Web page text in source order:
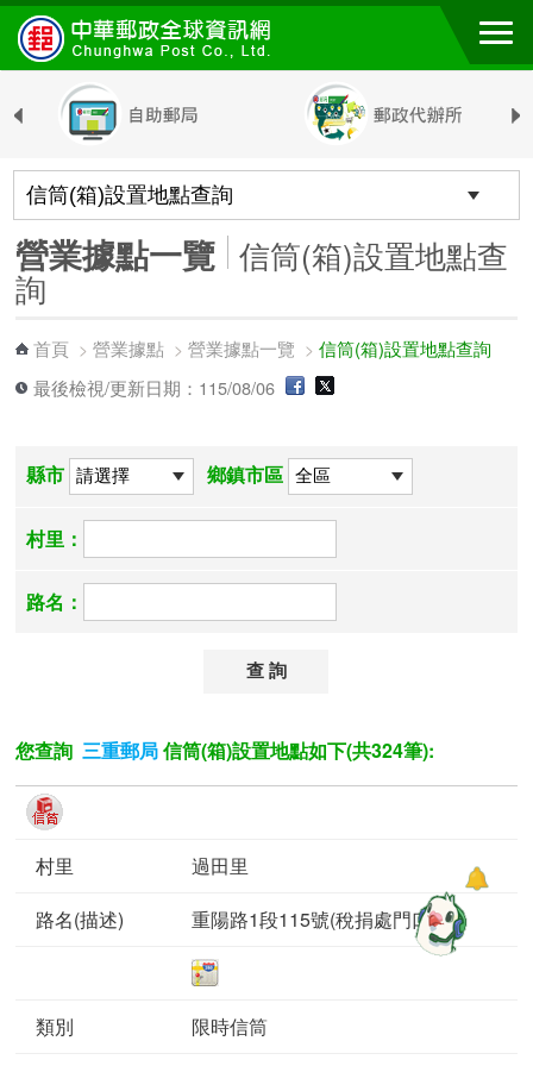
跳到主要內容區塊
營業據點一覽 信筒(箱)設置地點查
詢
首頁 >營業據點 >營業據點一覽 >信筒(箱)設置地點查詢
最後檢視/更新日期：115/08/06
縣市 鄉鎮市區
村里：
路名：
您查詢三重郵局 信筒(箱)設置地點如下(共324筆):
過田里
重陽路1段115號(稅捐處門口)
限時信筒